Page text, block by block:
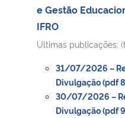
e Gestão
IFRO
Ultimas publicações:
31/07/2026 –
Divulgação (pdf
30/07/2026 –
Divulgação (pdf